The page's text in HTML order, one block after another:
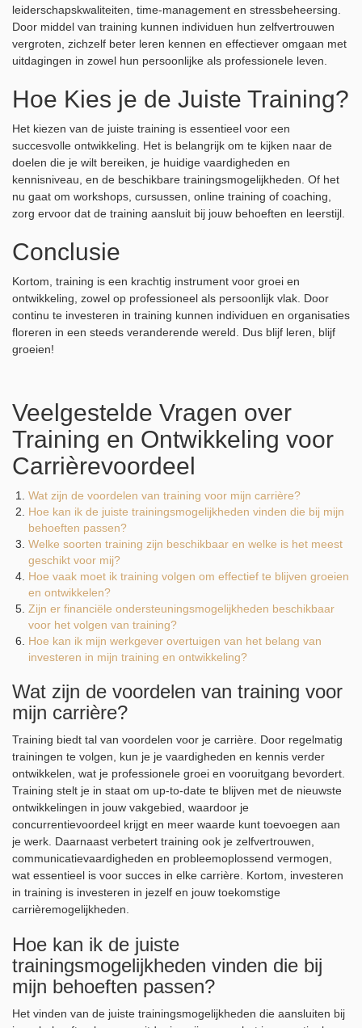
leiderschapskwaliteiten, time-management en stressbeheersing.
Door middel van training kunnen individuen hun zelfvertrouwen
vergroten, zichzelf beter leren kennen en effectiever omgaan met
uitdagingen in zowel hun persoonlijke als professionele leven.
Hoe Kies je de Juiste Training?
Het kiezen van de juiste training is essentieel voor een
succesvolle ontwikkeling. Het is belangrijk om te kijken naar de
doelen die je wilt bereiken, je huidige vaardigheden en
kennisniveau, en de beschikbare trainingsmogelijkheden. Of het
nu gaat om workshops, cursussen, online training of coaching,
zorg ervoor dat de training aansluit bij jouw behoeften en leerstijl.
Conclusie
Kortom, training is een krachtig instrument voor groei en
ontwikkeling, zowel op professioneel als persoonlijk vlak. Door
continu te investeren in training kunnen individuen en organisaties
floreren in een steeds veranderende wereld. Dus blijf leren, blijf
groeien!
Veelgestelde Vragen over
Training en Ontwikkeling voor
Carrièrevoordeel
Wat zijn de voordelen van training voor mijn carrière?
Hoe kan ik de juiste trainingsmogelijkheden vinden die bij mijn
behoeften passen?
Welke soorten training zijn beschikbaar en welke is het meest
geschikt voor mij?
Hoe vaak moet ik training volgen om effectief te blijven groeien
en ontwikkelen?
Zijn er financiële ondersteuningsmogelijkheden beschikbaar
voor het volgen van training?
Hoe kan ik mijn werkgever overtuigen van het belang van
investeren in mijn training en ontwikkeling?
Wat zijn de voordelen van training voor
mijn carrière?
Training biedt tal van voordelen voor je carrière. Door regelmatig
trainingen te volgen, kun je je vaardigheden en kennis verder
ontwikkelen, wat je professionele groei en vooruitgang bevordert.
Training stelt je in staat om up-to-date te blijven met de nieuwste
ontwikkelingen in jouw vakgebied, waardoor je
concurrentievoordeel krijgt en meer waarde kunt toevoegen aan
je werk. Daarnaast verbetert training ook je zelfvertrouwen,
communicatievaardigheden en probleemoplossend vermogen,
wat essentieel is voor succes in elke carrière. Kortom, investeren
in training is investeren in jezelf en jouw toekomstige
carrièremogelijkheden.
Hoe kan ik de juiste
trainingsmogelijkheden vinden die bij
mijn behoeften passen?
Het vinden van de juiste trainingsmogelijkheden die aansluiten bij